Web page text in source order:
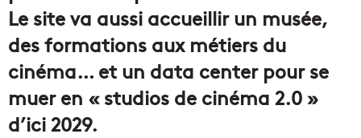
Le site va aussi accueillir un musée,
des formations aux métiers du
cinéma… et un data center pour se
muer en « studios de cinéma 2.0 »
d’ici 2029.